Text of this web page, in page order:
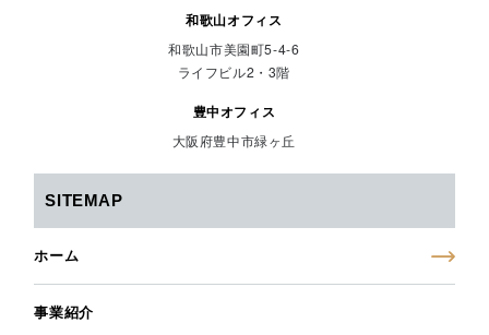
和歌山オフィス
和歌山市美園町5-4-6
ライフビル2・3階
豊中オフィス
大阪府豊中市緑ヶ丘
SITEMAP
ホーム
事業紹介